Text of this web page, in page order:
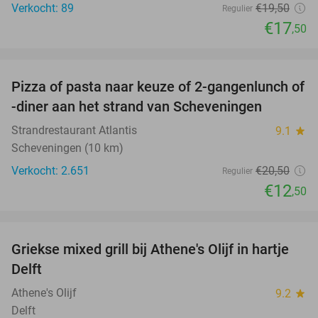
Verkocht: 89
Regulier €19,50
€17,50
39%
Pizza of pasta naar keuze of 2-gangenlunch of
-diner aan het strand van Scheveningen
Strandrestaurant Atlantis 9.1 star
Scheveningen (10 km)
Verkocht: 2.651
Regulier €20,50
€12,50
26%
Griekse mixed grill bij Athene's Olijf in hartje
Delft
Athene's Olijf 9.2 star
Delft